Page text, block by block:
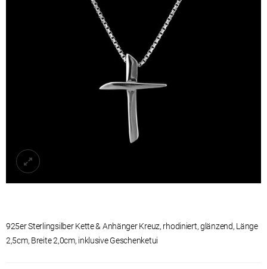
925er Sterlingsilber Kette & Anhänger Kreuz, rhodiniert, glänzend, Länge
2,5cm, Breite 2,0cm,